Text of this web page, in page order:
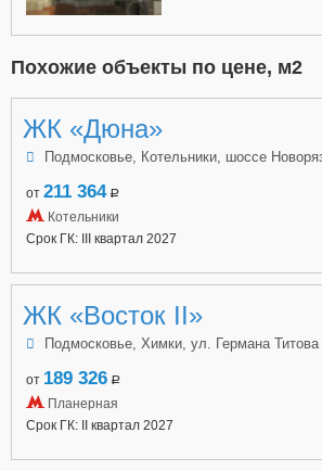
Похожие объекты по цене, м2
ЖК «Дюна»
Подмосковье, Котельники, шоссе
от 211 364 a
Котельники
Срок ГК: III квартал 2027
ЖК «Восток II»
Подмосковье, Химки, ул. Германа Титова
от 189 326 a
Планерная
Срок ГК: II квартал 2027